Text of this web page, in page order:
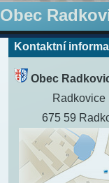
Obec
Kontaktní
Obec
Radkovice
675 59